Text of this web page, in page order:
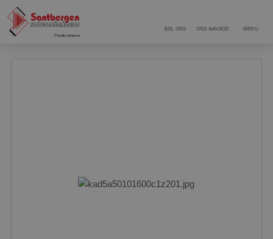
BEL ONS ONS AANBOD MENU